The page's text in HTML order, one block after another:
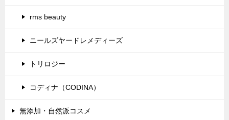
rms beauty
ニールズヤードレメディーズ
トリロジー
コディナ（CODINA）
無添加・自然派コスメ